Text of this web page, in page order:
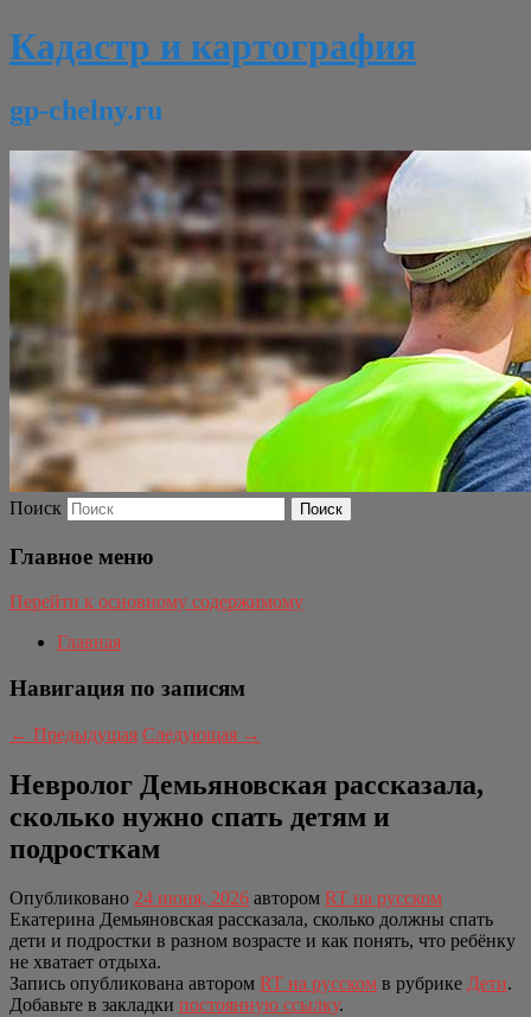
Кадастр и картография
gp-chelny.ru
Поиск
Главное меню
Перейти к основному содержимому
Главная
Навигация по записям
← Предыдущая Следующая →
Невролог Демьяновская рассказала,
сколько нужно спать детям и
подросткам
Опубликовано 24 июня, 2026 автором RT на русском
Екатерина Демьяновская рассказала, сколько должны спать
дети и подростки в разном возрасте и как понять, что ребёнку
не хватает отдыха.
Запись опубликована автором RT на русском в рубрике Дети.
Добавьте в закладки постоянную ссылку.